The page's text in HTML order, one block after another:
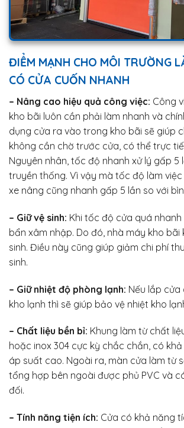
ĐIỂM MẠNH CHO MÔI TRƯỜNG
CÓ CỬA CUỐN NHANH
– Nâng cao hiệu quả công việc: Công
kho bãi luôn cần phải làm nhanh và
dụng cửa ra vào trong kho bãi sẽ giúp
không cần chờ trước cửa, có thể trực
Nguyên nhân, tốc độ nhanh xử lý gấp 5
truyền thống. Vì vậy mà tốc độ làm
xe nâng cũng nhanh gấp 5 lần so với
– Giữ vệ sinh: Khi tốc độ cửa quá nhanh
bẩn xâm nhập. Do đó, nhà máy kho bãi
sinh. Điều này cũng giúp giảm chi phí
sinh.
– Giữ nhiệt độ phòng lạnh: Nếu lắp
kho lạnh thì sẽ giúp bảo vệ nhiệt kho
– Chất liệu bền bỉ: Khung làm từ chất
hoặc inox 304 cực kỳ chắc chắn, có
áp suất cao. Ngoài ra, màn cửa làm từ
tổng hợp bên ngoài được phủ PVC và
đối.
– Tính năng tiện ích: Cửa có khả năng